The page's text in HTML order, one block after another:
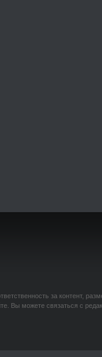
за контент,
Вы можете связаться с